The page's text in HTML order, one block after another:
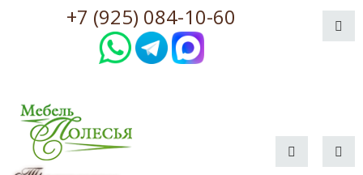
+7 (925) 084-10-60